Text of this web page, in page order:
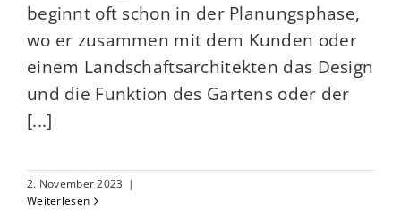
beginnt oft schon in der Planungsphase,
wo er zusammen mit dem Kunden oder
einem Landschaftsarchitekten das Design
und die Funktion des Gartens oder der
[...]
2. November 2023 |
Weiterlesen